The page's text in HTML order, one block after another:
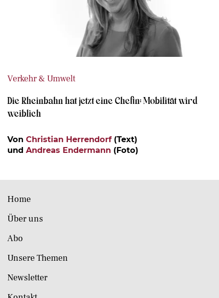
Verkehr & Umwelt
Die Rheinbahn hat jetzt eine Chefin: Mobilität wird
weiblich
Von Christian Herrendorf(Text)
und Andreas Endermann (Foto)
Home
Über uns
Abo
Unsere Themen
Newsletter